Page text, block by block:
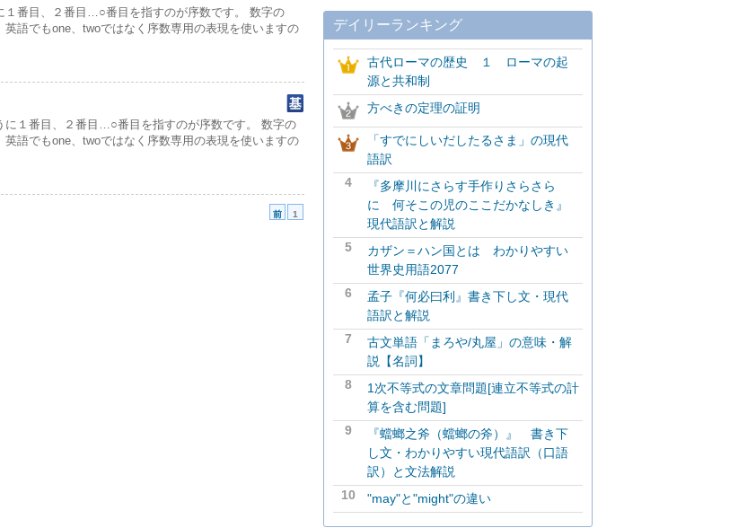
１番目、２番目…○番目を指すのが序数です。 数字の
語でもone、twoではなく序数専用の表現を使いますの
に１番目、２番目…○番目を指すのが序数です。 数字の
語でもone、twoではなく序数専用の表現を使いますの
前 1
デイリーランキング
古代ローマの歴史 １ ローマの起
源と共和制
方べきの定理の証明
「すでにしいだしたるさま」の現代
語訳
4
『多摩川にさらす手作りさらさら
に 何そこの児のここだかなしき』
現代語訳と解説
5
カザン＝ハン国とは わかりやすい
世界史用語2077
6
孟子『何必曰利』書き下し文・現代
語訳と解説
7
古文単語「まろや/丸屋」の意味・解
説【名詞】
8
1次不等式の文章問題[連立不等式の計
算を含む問題]
9
『蟷螂之斧（蟷螂の斧）』 書き下
し文・わかりやすい現代語訳（口語
訳）と文法解説
10
"may"と"might"の違い